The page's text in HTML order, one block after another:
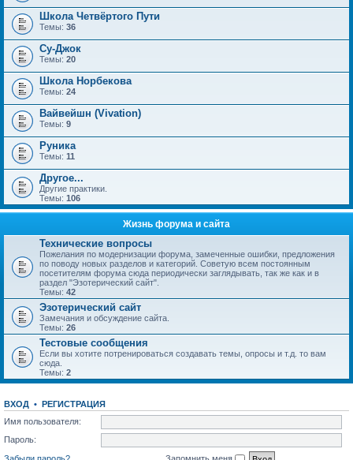
Школа Четвёртого Пути
Темы: 36
Су-Джок
Темы: 20
Школа Норбекова
Темы: 24
Вайвейшн (Vivation)
Темы: 9
Руника
Темы: 11
Другое...
Другие практики.
Темы: 106
Жизнь форума и сайта
Технические вопросы
Пожелания по модернизации форума, замеченные ошибки, предложения
по поводу новых разделов и категорий. Советую всем постоянным
посетителям форума сюда периодически заглядывать, так же как и в
раздел "Эзотерический сайт".
Темы: 42
Эзотерический сайт
Замечания и обсуждение сайта.
Темы: 26
Тестовые сообщения
Если вы хотите потренироваться создавать темы, опросы и т.д. то вам
сюда.
Темы: 2
ВХОД • РЕГИСТРАЦИЯ
Имя пользователя:
Пароль: